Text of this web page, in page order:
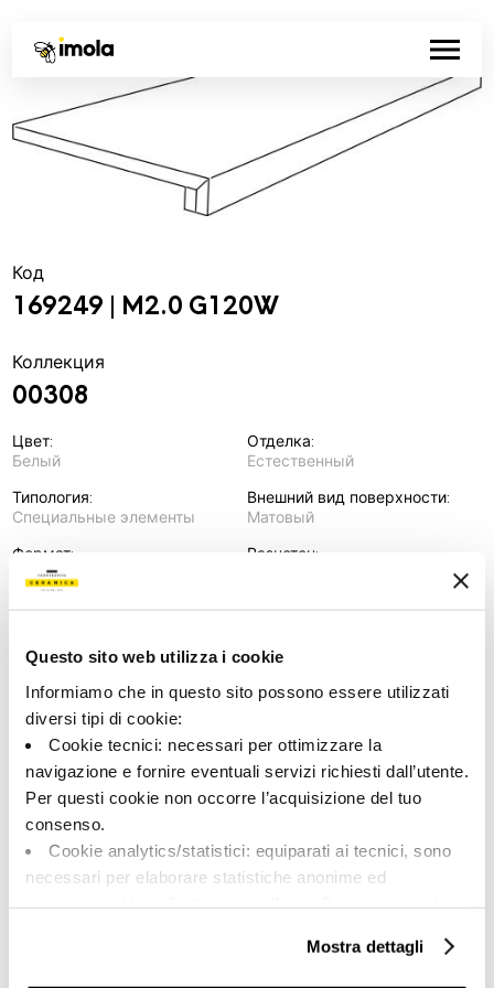
Questo sito web utilizza i cookie
Informiamo che in questo sito possono essere utilizzati
diversi tipi di cookie:
Cookie tecnici: necessari per ottimizzare la
navigazione e fornire eventuali servizi richiesti dall’utente.
Per questi cookie non occorre l’acquisizione del tuo
consenso.
Cookie analytics/statistici: equiparati ai tecnici, sono
necessari per elaborare statistiche anonime ed
Cookie di profilazione/marketing: sono utilizzati, solo
previo tuo consenso, per esaminare le tue abitudini di
Mostra dettagli
Код
169249 | M2.0 G120W
Коллекция
00308
Цвет:
Белый
Типология:
Специальные элементы
Формат:
120.0x32.5
Отделка:
Естественный
Внешний вид поверхности:
Матовый
Разнотон:
Единица измерения:
Share: